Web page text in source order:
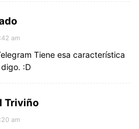
am
Tiene esa característica
:D
Triviño
am